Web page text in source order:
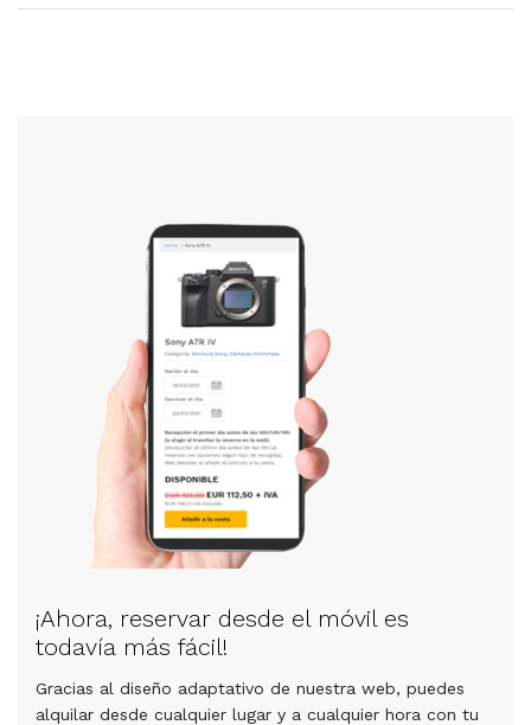
¡Ahora, reservar desde el móvil es
todavía más fácil!
Gracias al diseño adaptativo de nuestra web, puedes
alquilar desde cualquier lugar y a cualquier hora con tu